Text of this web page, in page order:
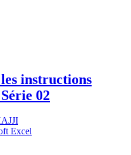
instructions
02
Excel